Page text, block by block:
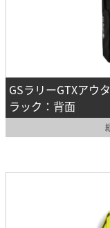
GSラリーGTXア
ラック：背面